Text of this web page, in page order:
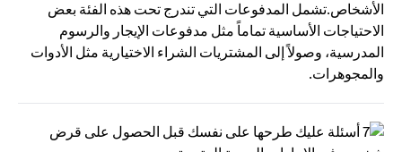
الأشخاص.تشمل المدفوعات التي تندرج تحت هذه الفئة بعض
الاحتياجات الأساسية تماماً مثل مدفوعات الإيجار والرسوم
المدرسية، وصولاً إلى المشتريات الشراء الاختيارية مثل الأدوات
والمجوهرات.